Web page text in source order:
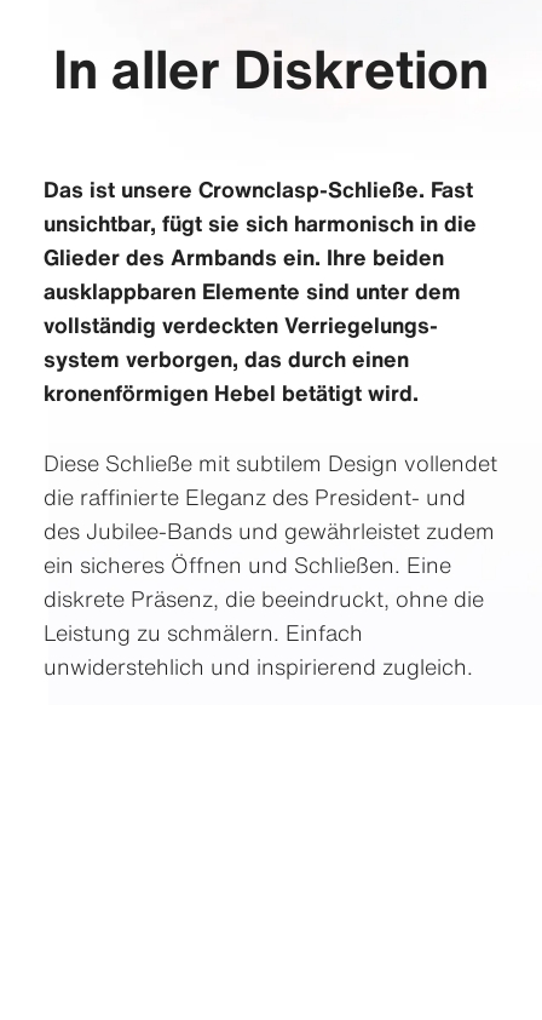
In aller Diskretion
Das ist unsere Crownclasp-Schließe. Fast
unsichtbar, fügt sie sich harmonisch in die
Glieder des Armbands ein. Ihre beiden
ausklappbaren Elemente sind unter dem
vollständig verdeckten Verriegelungs­
system verborgen, das durch einen
kronenförmigen Hebel betätigt wird.
Diese Schließe mit subtilem Design vollendet
die raffinierte Eleganz des President- und
des Jubilee-Bands und gewährleistet zudem
ein sicheres Öffnen und Schließen. Eine
diskrete Präsenz, die beeindruckt, ohne die
Leistung zu schmälern. Einfach
unwiderstehlich und inspirierend zugleich.